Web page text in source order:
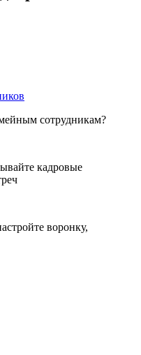
сотрудникам?
кадровые
воронку,